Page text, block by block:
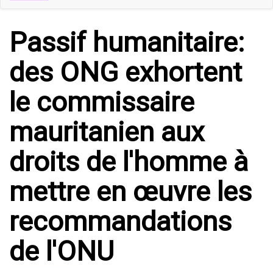
Passif humanitaire:
des ONG exhortent
le commissaire
mauritanien aux
droits de l'homme à
mettre en œuvre les
recommandations
de l'ONU